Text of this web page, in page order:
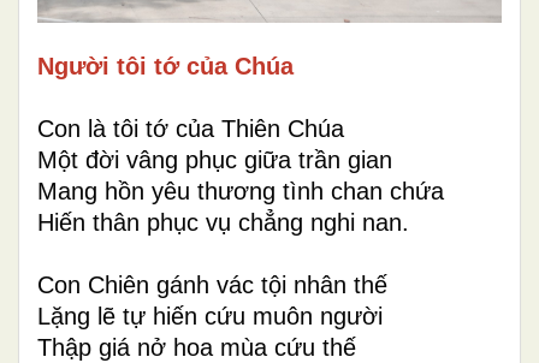
Người tôi tớ của Chúa
Con là tôi tớ của Thiên Chúa
Một đời vâng phục giữa trần gian
Mang hồn yêu thương tình chan chứa
Hiến thân phục vụ chẳng nghi nan.
Con Chiên gánh vác tội nhân thế
Lặng lẽ tự hiến cứu muôn người
Thập giá nở hoa mùa cứu thế